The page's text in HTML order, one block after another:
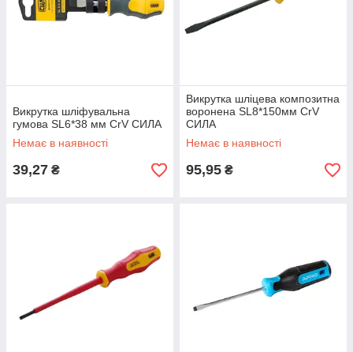
Викрутка шліфувальна
гумова SL6*38 мм CrV СИЛА
Немає в наявності
39,27 ₴
Викрутка шліцева композитна
воронена SL8*150мм CrV
СИЛА
Немає в наявності
95,95 ₴